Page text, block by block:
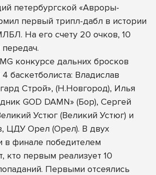
петербургской «Авроры-
первый трипл-дабл в истории
На его счету 20 очков, 10
конкурсе дальних бросков
баскетболиста: Владислав
Строй», (Н.Новгород), Илья
GOD DAMN» (Бор), Сергей
Устюг (Великий Устюг) и
ЦДУ Орел (Орел). В двух
в финале победителем
кто первым реализует 10
Первыми отсеялись